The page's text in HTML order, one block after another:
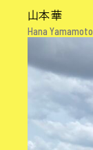
山本華
Hana Yamamoto